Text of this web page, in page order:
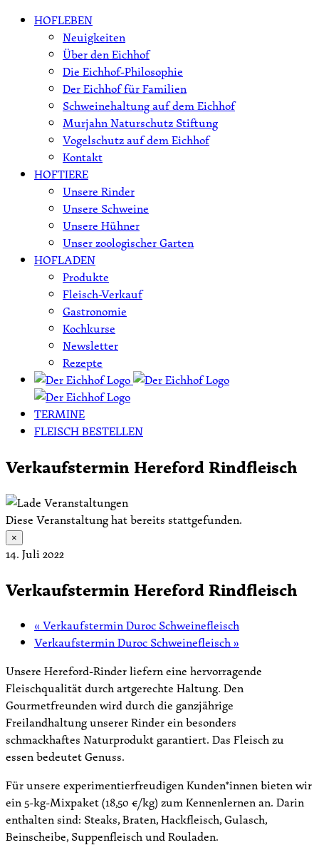
Skip HOFLEBEN
Neuigkeiten
Über den Eichhof
Die Eichhof-Philosophie
Der Eichhof für Familien
Schweinehaltung auf dem Eichhof
Murjahn Naturschutz Stiftung
Vogelschutz auf dem Eichhof
Kontakt
HOFTIERE
Unsere Rinder
Unsere Schweine
Unsere Hühner
Unser zoologischer Garten
HOFLADEN
Produkte
Fleisch-Verkauf
Gastronomie
Kochkurse
Newsletter
Rezepte
TERMINE
FLEISCH BESTELLEN
Verkaufstermin Hereford Rindfleisch
Diese Veranstaltung hat bereits stattgefunden.
×
14. Juli 2022
Verkaufstermin Hereford Rindfleisch
« Verkaufstermin Duroc Schweinefleisch
Verkaufstermin Duroc Schweinefleisch»
Unsere Hereford-Rinder liefern eine hervorragende
Fleischqualität durch artgerechte Haltung. Den
Gourmetfreunden wird durch die ganzjährige
Freilandhaltung unserer Rinder ein besonders
schmackhaftes Naturprodukt garantiert. Das Fleisch zu
essen bedeutet Genuss.
Für unsere experimentierfreudigen Kunden*innen bieten wir
ein 5-kg-Mixpaket (18,50 €/kg) zum Kennenlernen an. Darin
enthalten sind: Steaks, Braten, Hackfleisch, Gulasch,
Beinscheibe, Suppenfleisch und Rouladen.